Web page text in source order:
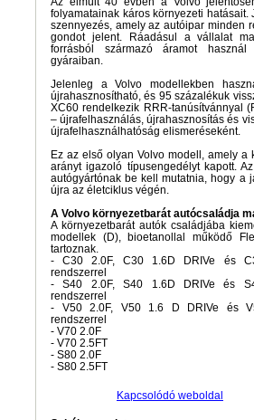
folyamatainak káros környezeti
szennyezés, amely az autóipar minden
gondot jelent. Ráadásul a vállalat
forrásból származó áramot
gyáraiban.
Jelenleg a Volvo modellekben
újrahasznosítható, és 95 százalékuk
XC60 rendelkezik RRR-tanúsítvánnyal
– újrafelhasználás, újrahasznosítás és
újrafelhasználhatóság elismeréseként.
Ez az első olyan Volvo modell, amely a
arányt igazoló típusengedélyt kapott.
autógyártónak be kell mutatnia, hogy a
újra az életciklus végén.
A Volvo környezetbarát autócsaládja
A környezetbarát autók családjába
modellek (D), bioetanollal működő
tartoznak.
- C30 2.0F, C30 1.6D DRIVe és
rendszerrel
- S40 2.0F, S40 1.6D DRIVe és
rendszerrel
- V50 2.0F, V50 1.6 D DRIVe és
rendszerrel
- V70 2.0F
- V70 2.5FT
- S80 2.0F
- S80 2.5FT
Kapcsolódó weboldal